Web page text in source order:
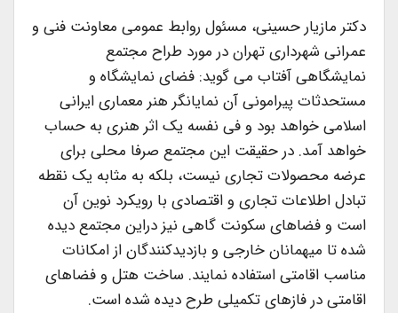
دکتر مازیار حسینی، مسئول روابط عمومی معاونت فنی و
عمرانی شهرداری تهران در مورد طراح مجتمع
نمایشگاهی آفتاب می گوید: فضای نمایشگاه و
مستحدثات پیرامونی آن نمایانگر هنر معماری ایرانی
اسلامی خواهد بود و فی نفسه یک اثر هنری به حساب
خواهد آمد. در حقیقت این مجتمع صرفا محلی برای
عرضه محصولات تجاری نیست، بلکه به مثابه یک نقطه
تبادل اطلاعات تجاری و اقتصادی با رویکرد نوین آن
است و فضاهای سکونت گاهی نیز دراین مجتمع دیده
شده تا میهمانان خارجی و بازدیدکنندگان از امکانات
مناسب اقامتی استفاده نمایند. ساخت هتل و فضاهای
اقامتی در فازهای تکمیلی طرح دیده شده است.